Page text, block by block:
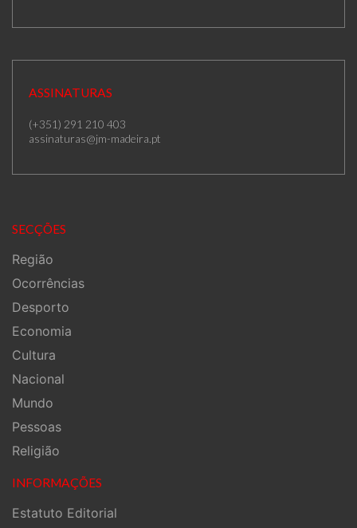
ASSINATURAS
(+351) 291 210 403
assinaturas@jm-madeira.pt
SECÇÕES
Região
Ocorrências
Desporto
Economia
Cultura
Nacional
Mundo
Pessoas
Religião
INFORMAÇÕES
Estatuto Editorial